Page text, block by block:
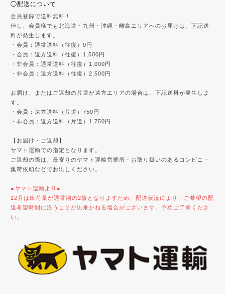
◯配送について
会員登録で送料無料！
但し、会員様でも北海道・九州・沖縄・離島エリアへのお届けは、下記送
料が発生します。
・会員：通常送料（往復）0円
・会員：遠方送料（往復）1,500円
・非会員：通常送料（往復）1,000円
・非会員：遠方送料（往復）2,500円
お届け、またはご返却の片道が遠方エリアの場合は、下記送料が発生しま
す。
・会員：遠方送料（片道）750円
・非会員：遠方送料（片道）1,750円
【お届け・ご返却】
ヤマト運輸での指定となります。
ご返却の際は、最寄りのヤマト運輸営業所・お取り扱いのあるコンビニ・
集荷依頼などでお出しください。
●ヤマト運輸より●
12月は出荷量が通常期の2倍となりますため、配送状況により、ご希望の配
達希望時間に沿うことが出来かねる場合がございます。予めご了承くださ
い。